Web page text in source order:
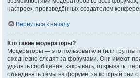
настроек, произведённых создателем
Вернуться к началу
Кто такие модераторы?
Модераторы — это пользователи (или группы
ежедневно следят за форумами. Они имеют
удалять сообщения, закрывать, открывать,
объединять темы на форуме, за который они